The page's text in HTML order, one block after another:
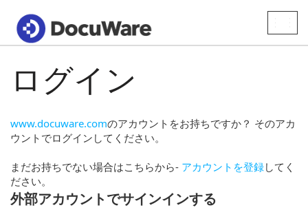
ログイン
www.docuware.comのアカウントをお持ちですか？ そのアカ
ウントでログインしてください。
まだお持ちでない場合はこちらから- アカウントを登録してく
ださい。
外部アカウントでサインインする